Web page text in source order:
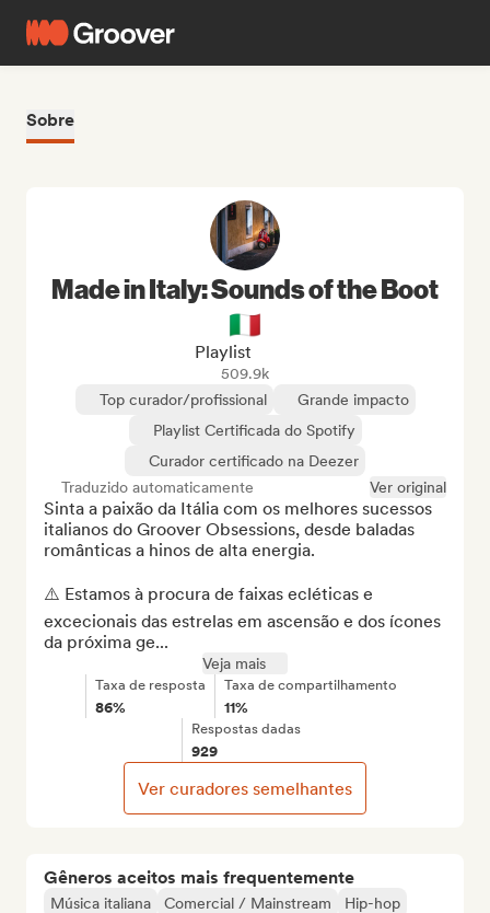
Sobre
Gêneros aceitos mais frequentemente
Música italiana Comercial / Mainstream
Hip-hop
Made in Italy: Sounds of the Boot
🇮🇹
Playlist
509.9k
Top curador/profissional
Grande impacto
Playlist Certificada do Spotify
Curador certificado na Deezer
Traduzido automaticamente
Ver original
Sinta a paixão da Itália com os melhores sucessos
italianos do Groover Obsessions, desde baladas
românticas a hinos de alta energia.
⚠️ Estamos à procura de faixas ecléticas e
excecionais das estrelas em ascensão e dos ícones
da próxima ge...
Veja mais
Taxa de resposta
86%
Taxa de compartilhamento
11%
Respostas dadas
929
Ver curadores semelhantes